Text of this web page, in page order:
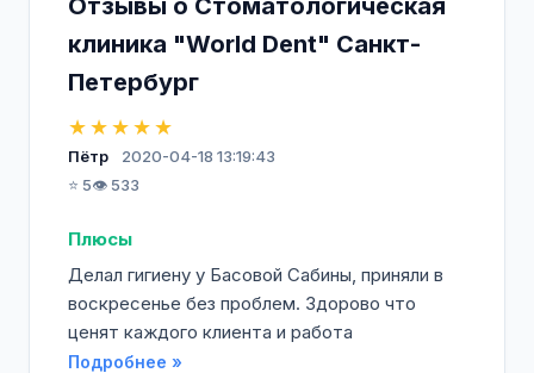
Отзывы о Стоматологическая
клиника "World Dent" Санкт-
Петербург
★★★★★
Пётр
2020-04-18 13:19:43
⭐ 5👁️ 533
Плюсы
Делал гигиену у Басовой Сабины, приняли в
воскресенье без проблем. Здорово что
ценят каждого клиента и работа
Подробнее »